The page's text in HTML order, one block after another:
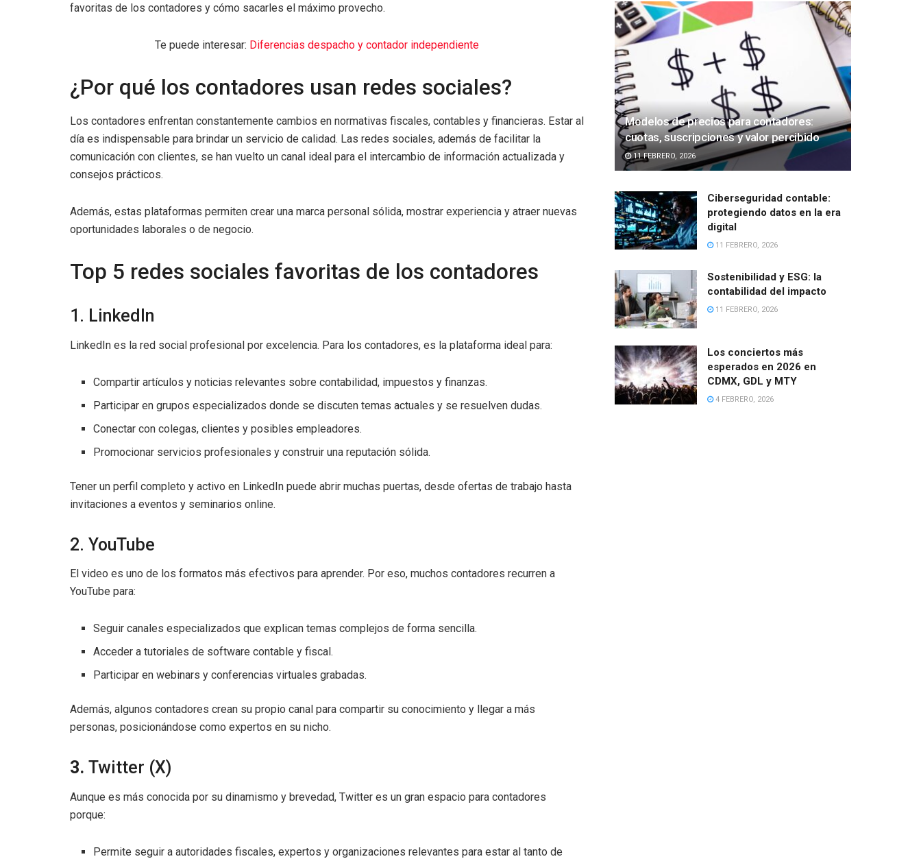
favoritas de los contadores y cómo sacarles el máximo provecho.
Te puede interesar: Diferencias despacho y contador independiente
¿Por qué los contadores usan redes sociales?
Los contadores enfrentan constantemente cambios en normativas fiscales, contables y financieras. Estar al
día es indispensable para brindar un servicio de calidad. Las redes sociales, además de facilitar la
comunicación con clientes, se han vuelto un canal ideal para el intercambio de información actualizada y
consejos prácticos.
Además, estas plataformas permiten crear una marca personal sólida, mostrar experiencia y atraer nuevas
oportunidades laborales o de negocio.
Top 5 redes sociales favoritas de los contadores
1. LinkedIn
LinkedIn es la red social profesional por excelencia. Para los contadores, es la plataforma ideal para:
Compartir artículos y noticias relevantes sobre contabilidad, impuestos y finanzas.
Participar en grupos especializados donde se discuten temas actuales y se resuelven dudas.
Conectar con colegas, clientes y posibles empleadores.
Promocionar servicios profesionales y construir una reputación sólida.
Tener un perfil completo y activo en LinkedIn puede abrir muchas puertas, desde ofertas de trabajo hasta
invitaciones a eventos y seminarios online.
2. YouTube
El video es uno de los formatos más efectivos para aprender. Por eso, muchos contadores recurren a
YouTube para:
Seguir canales especializados que explican temas complejos de forma sencilla.
Acceder a tutoriales de software contable y fiscal.
Participar en webinars y conferencias virtuales grabadas.
Además, algunos contadores crean su propio canal para compartir su conocimiento y llegar a más
personas, posicionándose como expertos en su nicho.
3. Twitter (X)
Aunque es más conocida por su dinamismo y brevedad, Twitter es un gran espacio para contadores
porque:
Permite seguir a autoridades fiscales, expertos y organizaciones relevantes para estar al tanto de
Modelos de precios para contadores:
cuotas, suscripciones y valor percibido
11 FEBRERO, 2026
Ciberseguridad contable:
protegiendo datos en la era
digital
11 FEBRERO, 2026
Sostenibilidad y ESG: la
contabilidad del impacto
11 FEBRERO, 2026
Los conciertos más
esperados en 2026 en
CDMX, GDL y MTY
4 FEBRERO, 2026